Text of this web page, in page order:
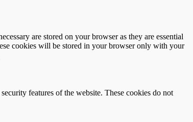
are stored on your browser as they are essential
cookies will be stored in your browser only with your
features of the website. These cookies do not